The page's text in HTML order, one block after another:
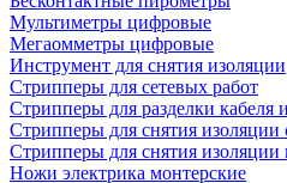
Мультиметры цифровые
Мегаомметры цифровые
Инструмент для снятия изоляции
Стрипперы для сетевых работ
Стрипперы для разделки кабеля
Cтрипперы для снятия изоляции
Стрипперы для снятия
Ножи электрика монтерские